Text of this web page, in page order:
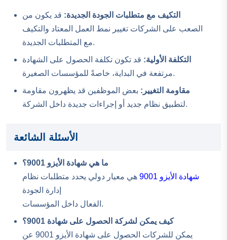
التكيف مع متطلبات الجودة الجديدة: قد يكون من
الصعب على الشركات تغيير نمط العمل المعتاد والتكيف
مع المتطلبات الجديدة.
التكلفة الأولية: قد تكون تكلفة الحصول على الشهادة
مرتفعة في البداية، خاصةً للمؤسسات الصغيرة.
مقاومة التغيير: بعض الموظفين قد يظهرون مقاومة
لتطبيق نظام جديد أو إجراءات جديدة داخل الشركة.
الأسئلة الشائعة
ما هي شهادة الأيزو 9001؟
شهادة الأيزو 9001
هي معيار دولي يحدد متطلبات نظام
إدارة الجودة
الفعال داخل المؤسسات.
كيف يمكن لشركة الحصول على شهادة 9001؟
يمكن للشركات الحصول على شهادة الأيزو 9001 عن